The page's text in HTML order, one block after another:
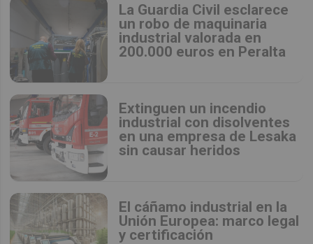
La Guardia Civil esclarece
un robo de maquinaria
industrial valorada en
200.000 euros en Peralta
Extinguen un incendio
industrial con disolventes
en una empresa de Lesaka
sin causar heridos
El cáñamo industrial en la
Unión Europea: marco legal
y certificación